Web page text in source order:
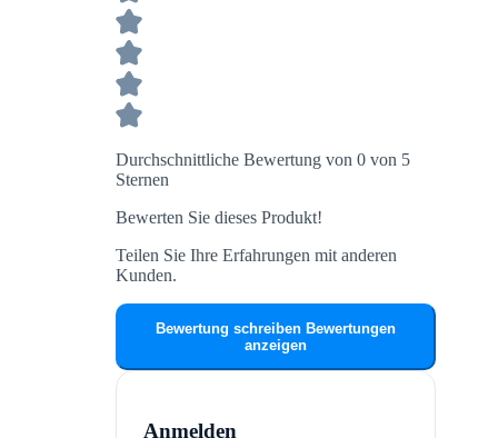
Durchschnittliche Bewertung von 0 von 5
Sternen
Bewerten Sie dieses Produkt!
Teilen Sie Ihre Erfahrungen mit anderen
Kunden.
Bewertung schreiben Bewertungen
anzeigen
Anmelden